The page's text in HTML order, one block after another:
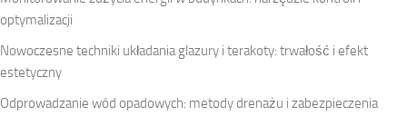
optymalizacji
Nowoczesne techniki układania glazury i terakoty: trwałość i efekt
estetyczny
Odprowadzanie wód opadowych: metody drenażu i zabezpieczenia